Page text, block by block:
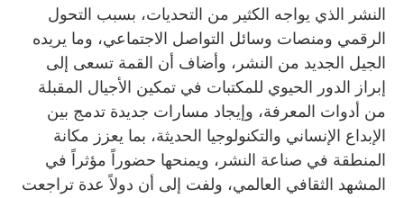
النشر الذي يواجه الكثير من التحديات، بسبب التحول
الرقمي ومنصات وسائل التواصل الاجتماعي، وما يريده
الجيل الجديد من النشر، وأضاف أن القمة تسعى إلى
إبراز الدور الحيوي للمكتبات في تمكين الأجيال المقبلة
من أدوات المعرفة، وإيجاد مسارات جديدة تدمج بين
الإبداع الإنساني والتكنولوجيا الحديثة، بما يعزز مكانة
المنطقة في صناعة النشر، ويمنحها حضوراً مؤثراً في
المشهد الثقافي العالمي، ولفت إلى أن دولاً عدة تراجعت